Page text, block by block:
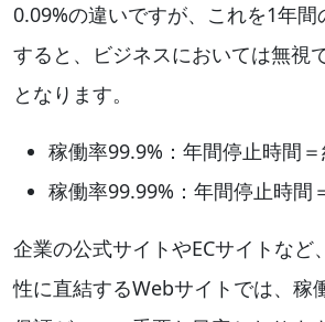
0.09%の違いですが、これを1年
すると、ビジネスにおいては無視
となります。
稼働率99.9%：年間停止時間
稼働率99.99%：年間停止時間
企業の公式サイトやECサイトなど
性に直結するWebサイトでは、稼